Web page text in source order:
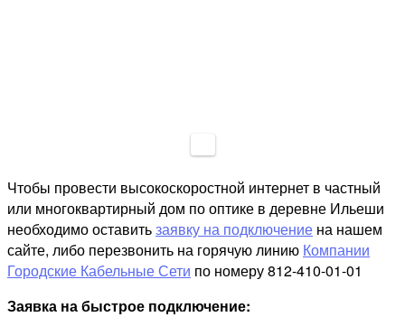
Чтобы провести высокоскоростной интернет в частный
или многоквартирный дом по оптике в деревне Ильеши
необходимо оставитьзаявку на подключение на нашем
сайте, либо перезвонить на горячую линию Компании
Городские Кабельные Сети по номеру 812-410-01-01
Заявка на быстрое подключение: